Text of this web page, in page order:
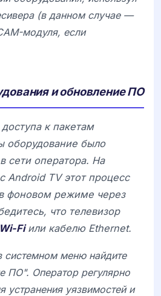
(в данном случае —
модуля, если
и обновление ПО
к пакетам
оборудование было
сети оператора. На
Android TVэтот процесс
фоновом режиме через
что телевизор
Wi-Fiили кабелю Ethernet.
системном меню найдите
ПО". Оператор регулярно
устранения уязвимостей и